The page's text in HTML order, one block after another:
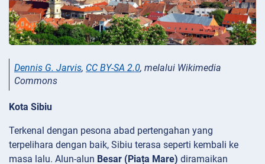
Dennis G. Jarvis, CC BY-SA 2.0, melalui Wikimedia
Commons
Kota Sibiu
Terkenal dengan pesona abad pertengahan yang
terpelihara dengan baik, Sibiu terasa seperti kembali ke
masa lalu. Alun-alun Besar (Piața Mare) diramaikan